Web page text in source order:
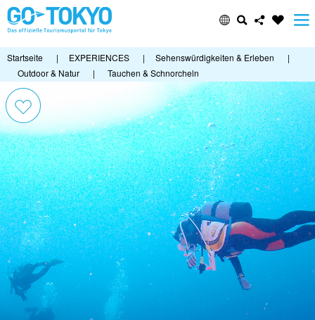
Startseite | EXPERIENCES | Sehenswürdigkeiten & Erleben
|
Outdoor & Natur
| Tauchen & Schnorcheln